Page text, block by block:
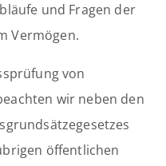
und Fragen der
Vermögen.
von
wir neben den
öffentlichen